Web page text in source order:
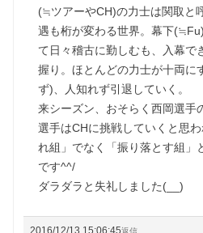
(≒ツアーやCH)の力士は関取と
遇も桁が変わる世界。幕下
て日々稽古に勤しむも、入幕で
握り。ほとんどの力士が十両に
ず)、人知れず引退していく。
来シーズン、おそらく西岡選手
選手はCHに挑戦していくと思
れ組」でなく「振り落とす組」
です^^/
ダラダラと失礼しました(__)
2016/12/13 15:06:45返信